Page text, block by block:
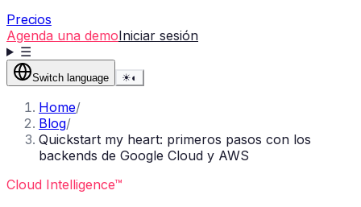
Precios
Agenda una demoIniciar sesión
☰
Switch language ☀◐
Home/
Blog/
Quickstart my heart: primeros pasos con los
backends de Google Cloud y AWS
Cloud Intelligence™